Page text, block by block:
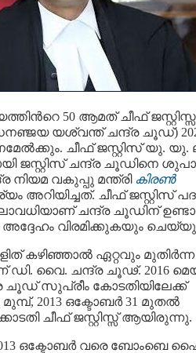
50 ആമത് ചീഫ്
യശ്വന്ത് ചന്ദ്ര ചൂഡ്)
ചീഫ് ജസ്റ്റിസ് യു. യു.
ജസ്റ്റിസ് ചന്ദ്ര ചൂഡിനെ
നിയമ വകുപ്പു മന്ത്രി കിരൺ
അറിയിച്ചത്. ചീഫ് ജസ്റ്റിസ്
ചന്ദ്ര ചൂഡിന്
അദ്ദേഹം വിരമിക്കുകയും
കഴിഞ്ഞാൽ ഏറ്റവും
വൈ. ചന്ദ്ര ചൂഢ്. 2016
ചൂഡ് സുപ്രീം കോടതിയിലേക്ക്
2013 ഒക്ടോബർ 31 മുതൽ
ചീഫ് ജസ്റ്റിസ്സ് ആയിരുന്നു.
ഒക്ടോബര്‍ വരെ ബോംബെ